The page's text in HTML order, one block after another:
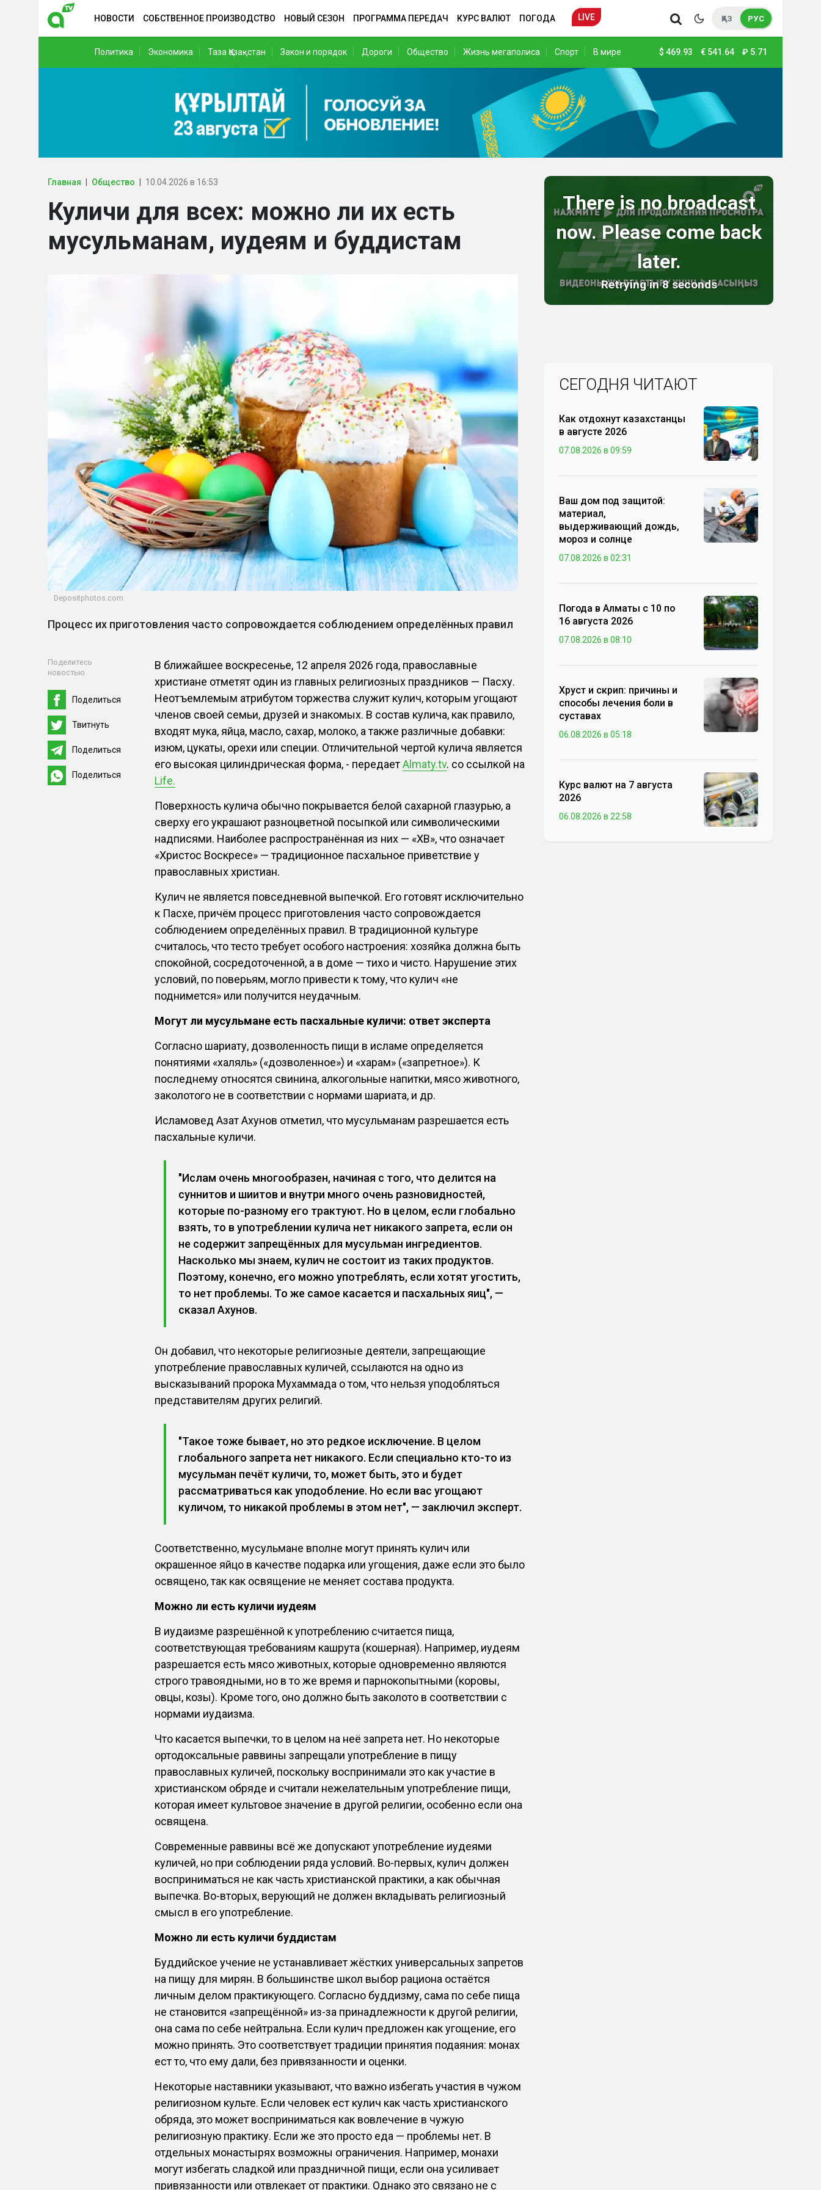
НОВОСТИ СОБСТВЕННОЕ ПРОИЗВОДСТВО НОВЫЙ СЕЗОН ПРОГРАММА ПЕРЕДАЧ КУРС ВАЛЮТ ПОГОДА LIVE ҚАЗ РУС
Политика Экономика Таза Қазақстан Закон и порядок Дороги Общество Жизнь мегаполиса Спорт В мире $ 469.93 € 541.64 ₽ 5.71
Главная Общество 10.04.2026 в 16:53
Куличи для всех: можно ли их есть
мусульманам, иудеям и буддистам
Depositphotos.com
Процесс их приготовления часто сопровождается соблюдением определённых правил
Поделитесь
новостью
Поделиться
Твитнуть
Поделиться
Поделиться
В ближайшее воскресенье, 12 апреля 2026 года, православные
христиане отметят один из главных религиозных праздников — Пасху.
Неотъемлемым атрибутом торжества служит кулич, которым угощают
членов своей семьи, друзей и знакомых. В состав кулича, как правило,
входят мука, яйца, масло, сахар, молоко, а также различные добавки:
изюм, цукаты, орехи или специи. Отличительной чертой кулича является
его высокая цилиндрическая форма, - передаетAlmaty.tv. со ссылкой на
Life.
Поверхность кулича обычно покрывается белой сахарной глазурью, а
сверху его украшают разноцветной посыпкой или символическими
надписями. Наиболее распространённая из них — «ХВ», что означает
«Христос Воскресе» — традиционное пасхальное приветствие у
православных христиан.
Кулич не является повседневной выпечкой. Его готовят исключительно
к Пасхе, причём процесс приготовления часто сопровождается
соблюдением определённых правил. В традиционной культуре
считалось, что тесто требует особого настроения: хозяйка должна быть
спокойной, сосредоточенной, а в доме — тихо и чисто. Нарушение этих
условий, по поверьям, могло привести к тому, что кулич «не
поднимется» или получится неудачным.
Могут ли мусульмане есть пасхальные куличи: ответ эксперта
Согласно шариату, дозволенность пищи в исламе определяется
понятиями «халяль» («дозволенное») и «харам» («запретное»). К
последнему относятся свинина, алкогольные напитки, мясо животного,
заколотого не в соответствии с нормами шариата, и др.
Исламовед Азат Ахунов отметил, что мусульманам разрешается есть
пасхальные куличи.
"Ислам очень многообразен, начиная с того, что делится на
суннитов и шиитов и внутри много очень разновидностей,
которые по-разному его трактуют. Но в целом, если глобально
взять, то в употреблении кулича нет никакого запрета, если он
не содержит запрещённых для мусульман ингредиентов.
Насколько мы знаем, кулич не состоит из таких продуктов.
Поэтому, конечно, его можно употреблять, если хотят угостить,
то нет проблемы. То же самое касается и пасхальных яиц", —
сказал Ахунов.
Он добавил, что некоторые религиозные деятели, запрещающие
употребление православных куличей, ссылаются на одно из
высказываний пророка Мухаммада о том, что нельзя уподобляться
представителям других религий.
"Такое тоже бывает, но это редкое исключение. В целом
глобального запрета нет никакого. Если специально кто-то из
мусульман печёт куличи, то, может быть, это и будет
рассматриваться как уподобление. Но если вас угощают
куличом, то никакой проблемы в этом нет", — заключил эксперт.
Соответственно, мусульмане вполне могут принять кулич или
окрашенное яйцо в качестве подарка или угощения, даже если это было
освящено, так как освящение не меняет состава продукта.
Можно ли есть куличи иудеям
В иудаизме разрешённой к употреблению считается пища,
соответствующая требованиям кашрута (кошерная). Например, иудеям
разрешается есть мясо животных, которые одновременно являются
строго травоядными, но в то же время и парнокопытными (коровы,
овцы, козы). Кроме того, оно должно быть заколото в соответствии с
нормами иудаизма.
Что касается выпечки, то в целом на неё запрета нет. Но некоторые
ортодоксальные раввины запрещали употребление в пищу
православных куличей, поскольку воспринимали это как участие в
христианском обряде и считали нежелательным употребление пищи,
которая имеет культовое значение в другой религии, особенно если она
освящена.
Современные раввины всё же допускают употребление иудеями
куличей, но при соблюдении ряда условий. Во-первых, кулич должен
восприниматься не как часть христианской практики, а как обычная
выпечка. Во-вторых, верующий не должен вкладывать религиозный
смысл в его употребление.
Можно ли есть куличи буддистам
Буддийское учение не устанавливает жёстких универсальных запретов
на пищу для мирян. В большинстве школ выбор рациона остаётся
личным делом практикующего. Согласно буддизму, сама по себе пища
не становится «запрещённой» из-за принадлежности к другой религии,
она сама по себе нейтральна. Если кулич предложен как угощение, его
можно принять. Это соответствует традиции принятия подаяния: монах
ест то, что ему дали, без привязанности и оценки.
Некоторые наставники указывают, что важно избегать участия в чужом
религиозном культе. Если человек ест кулич как часть христианского
обряда, это может восприниматься как вовлечение в чужую
религиозную практику. Если же это просто еда — проблемы нет. В
отдельных монастырях возможны ограничения. Например, монахи
могут избегать сладкой или праздничной пищи, если она усиливает
привязанности или отвлекает от практики. Однако это связано не с
СЕГОДНЯ ЧИТАЮТ
Как отдохнут казахстанцы
в августе 2026
07.08.2026 в 09:59
Ваш дом под защитой:
материал,
выдерживающий дождь,
мороз и солнце
07.08.2026 в 02:31
Погода в Алматы с 10 по
16 августа 2026
07.08.2026 в 08:10
Хруст и скрип: причины и
способы лечения боли в
суставах
06.08.2026 в 05:18
Курс валют на 7 августа
2026
06.08.2026 в 22:58